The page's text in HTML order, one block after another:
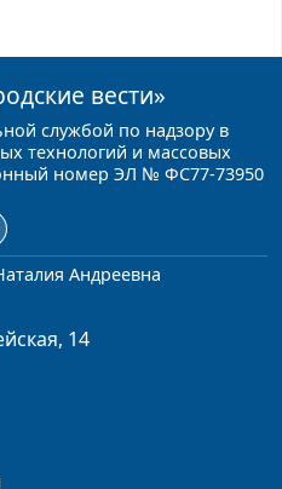
вести»
службой по надзору в
технологий и массовых
номер ЭЛ № ФС77-73950
Андреевна
14